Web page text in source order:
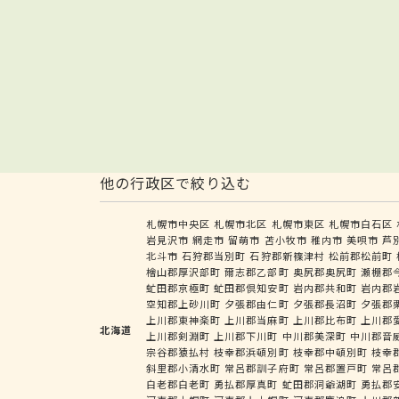
他の行政区で絞り込む
北海道
札幌市中央区 札幌市北区 札幌市東区 札幌市白石区
岩見沢市 網走市 留萌市 苫小牧市 稚内市 美唄市 芦
北斗市 石狩郡当別町 石狩郡新篠津村 松前郡松前町
檜山郡厚沢部町 爾志郡乙部町 奥尻郡奥尻町 瀬棚郡
虻田郡京極町 虻田郡倶知安町 岩内郡共和町 岩内郡
空知郡上砂川町 夕張郡由仁町 夕張郡長沼町 夕張郡
上川郡東神楽町 上川郡当麻町 上川郡比布町 上川郡
上川郡剣淵町 上川郡下川町 中川郡美深町 中川郡音
宗谷郡猿払村 枝幸郡浜頓別町 枝幸郡中頓別町 枝幸
斜里郡小清水町 常呂郡訓子府町 常呂郡置戸町 常呂
白老郡白老町 勇払郡厚真町 虻田郡洞爺湖町 勇払郡